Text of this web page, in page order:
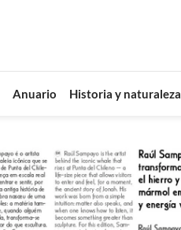
Anuario Historia y naturaleza